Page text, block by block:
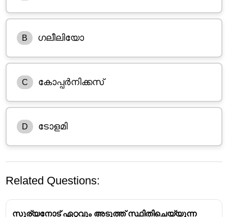
B ഗലീലിയോ
C കോപ്പർനിക്കസ്
D ടോളമി
Related Questions:
സൂര്യനോട് ഏറ്റവും അടുത്ത് സ്ഥിതിചെയ്യുന്ന